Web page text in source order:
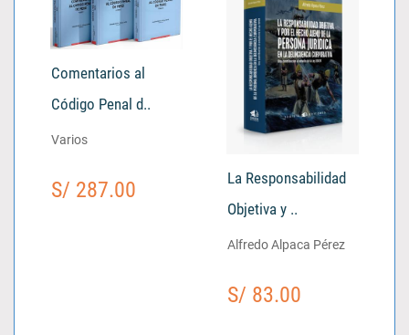
Comentarios al
Código Penal d..
Varios
S/ 287.00
La Responsabilidad
Objetiva y ..
Alfredo Alpaca Pérez
S/ 83.00